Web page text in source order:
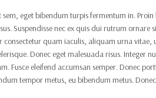
eget bibendum turpis fermentum in.
Suspendisse nec ex quis dui rutrum ornare
consectetur quam iaculis, aliquam urna vitae,
Donec eget malesuada risus. Integer
Fusce eleifend accumsan semper. Donec
tempor metus, eu bibendum metus.